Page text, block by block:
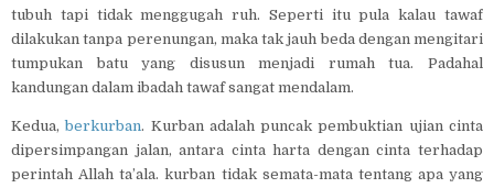
tubuh tapi tidak menggugah ruh. Seperti itu pula kalau tawaf
dilakukan tanpa perenungan, maka tak jauh beda dengan mengitari
tumpukan batu yang disusun menjadi rumah tua. Padahal
kandungan dalam ibadah tawaf sangat mendalam.
Kedua,berkurban. Kurban adalah puncak pembuktian ujian cinta
dipersimpangan jalan, antara cinta harta dengan cinta terhadap
perintah Allah ta’ala. kurban tidak semata-mata tentang apa yang